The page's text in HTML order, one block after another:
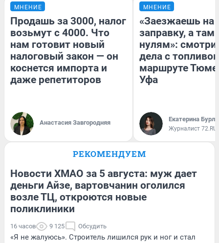
МНЕНИЕ
Продашь за 3000, налог
возьмут с 4000. Что
нам готовит новый
налоговый закон — он
коснется импорта и
даже репетиторов
Анастасия Завгородняя
МНЕНИЕ
«Заезжаешь на
заправку, а там
нулям»:
дела с
маршруте
Уфа
Екатерина
Журналист 72.RU
РЕКОМЕНДУЕМ
Новости ХМАО за 5 августа: муж дает
деньги Айзе, вартовчанин оголился
возле ТЦ, откроются новые
поликлиники
16 часов 9 125 Обсудить
«Я не жалуюсь». Строитель лишился рук и ног и стал